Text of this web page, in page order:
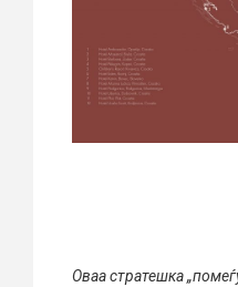
Оваа стратешка